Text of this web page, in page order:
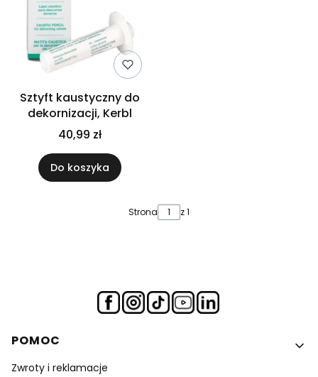
Sztyft kaustyczny do
dekornizacji, Kerbl
40,99 zł
Do koszyka
Strona z 1
Linki w stopce
POMOC
Zwroty i reklamacje